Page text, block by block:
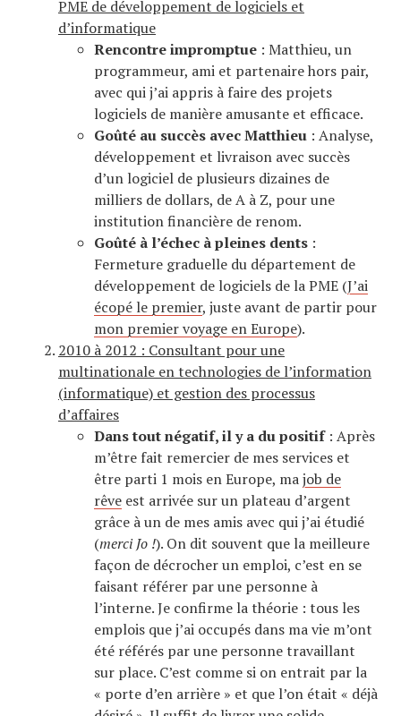
PME de développement de logiciels et
d’informatique
Rencontre impromptue : Matthieu, un
programmeur, ami et partenaire hors pair,
avec qui j’ai appris à faire des projets
logiciels de manière amusante et efficace.
Goûté au succès avec Matthieu : Analyse,
développement et livraison avec succès
d’un logiciel de plusieurs dizaines de
milliers de dollars, de A à Z, pour une
institution financière de renom.
Goûté à l’échec à pleines dents :
Fermeture graduelle du département de
développement de logiciels de la PME (J’ai
écopé le premier, juste avant de partir pour
mon premier voyage en Europe).
2010 à 2012 : Consultant pour une
multinationale en technologies de l’information
(informatique) et gestion des processus
d’affaires
Dans tout négatif, il y a du positif: Après
m’être fait remercier de mes services et
être parti 1 mois en Europe, majob de
rêve est arrivée sur un plateau d’argent
grâce à un de mes amis avec qui j’ai étudié
(merci Jo !). On dit souvent que la meilleure
façon de décrocher un emploi, c’est en se
faisant référer par une personne à
l’interne. Je confirme la théorie : tous les
emplois que j’ai occupés dans ma vie m’ont
été référés par une personne travaillant
sur place. C’est comme si on entrait par la
« porte d’en arrière » et que l’on était « déjà